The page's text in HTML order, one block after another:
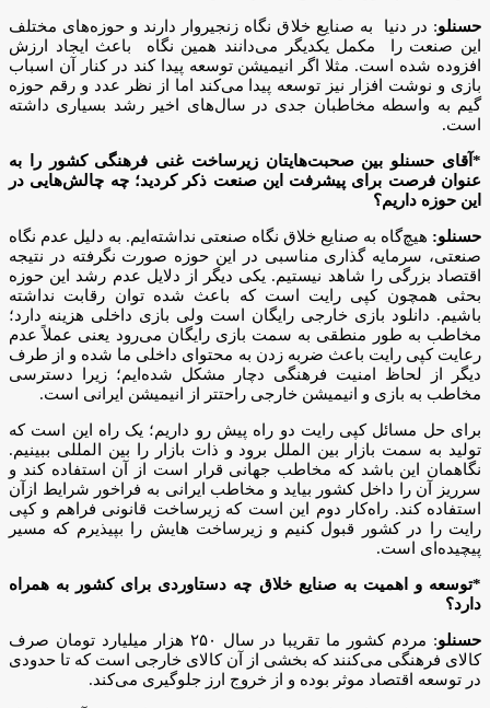
حسنلو: در دنیا به صنایع خلاق نگاه زنجیروار دارند و حوزه‌های مختلف
این صنعت را مکمل یکدیگر می‌دانند همین نگاه باعث ایجاد ارزش
افزوده شده است. مثلا اگر انیمیشن توسعه پیدا کند در کنار آن اسباب
بازی و نوشت افزار نیز توسعه پیدا می‌کند اما از نظر عدد و رقم حوزه
گیم به واسطه مخاطبان جدی در سال‌های اخیر رشد بسیاری داشته
است.
*آقای حسنلو بین صحبت‌هایتان زیرساخت غنی فرهنگی کشور را به
عنوان فرصت برای پیشرفت این صنعت ذکر کردید؛ چه چالش‌هایی در
این حوزه داریم؟
حسنلو: هیچ‌گاه به صنایع خلاق نگاه صنعتی نداشته‌ایم. به دلیل عدم نگاه
صنعتی، سرمایه گذاری مناسبی در این حوزه صورت نگرفته در نتیجه
اقتصاد بزرگی را شاهد نیستیم. یکی دیگر از دلایل عدم رشد این حوزه
بحثی همچون کپی رایت است که باعث شده توان رقابت نداشته
باشیم. دانلود بازی خارجی رایگان است ولی بازی داخلی هزینه دارد؛
مخاطب به طور منطقی به سمت بازی رایگان می‌رود یعنی عملاً عدم
رعایت کپی رایت باعث ضربه زدن به محتوای داخلی ما شده و از طرف
دیگر از لحاظ امنیت فرهنگی دچار مشکل شده‌ایم؛ زیرا دسترسی
مخاطب به بازی و انیمیشن خارجی راحت‎تر از انیمیشن ایرانی است.
برای حل مسائل کپی رایت دو راه پیش رو داریم؛ یک راه این است که
تولید به سمت بازار بین الملل برود و ذات بازار را بین المللی ببینیم.
نگاهمان این باشد که مخاطب جهانی قرار است از آن استفاده کند و
سرریز آن را داخل کشور بیاید و مخاطب ایرانی به فراخور شرایط ازآن
استفاده کند. راه‌کار دوم این است که زیرساخت قانونی فراهم و کپی
رایت را در کشور قبول کنیم و زیرساخت هایش را بپیذیرم که مسیر
پیچیده‎‌ای است.
*توسعه و اهمیت به صنایع خلاق چه دستاوردی برای کشور به همراه
دارد؟
حسنلو
: مردم کشور ما تقریبا در سال ۲۵۰ هزار میلیارد تومان صرف
کالای فرهنگی می‌کنند که بخشی از آن کالای خارجی است که تا حدودی
در توسعه اقتصاد موثر بوده و از خروج ارز جلوگیری می‌کند.